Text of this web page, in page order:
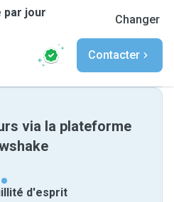
par jour
Changer
Contacter
via la plateforme
d'esprit